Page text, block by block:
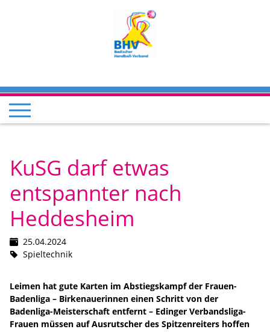
KuSG darf etwas
entspannter nach
Heddesheim
25.04.2024
Spieltechnik
Leimen hat gute Karten im Abstiegskampf der Frauen-
Badenliga – Birkenauerinnen einen Schritt von der
Badenliga-Meisterschaft entfernt – Edinger Verbandsliga-
Frauen müssen auf Ausrutscher des Spitzenreiters hoffen